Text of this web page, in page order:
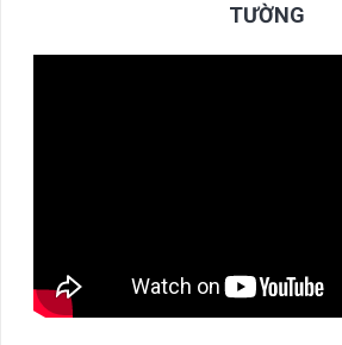
TƯỜNG